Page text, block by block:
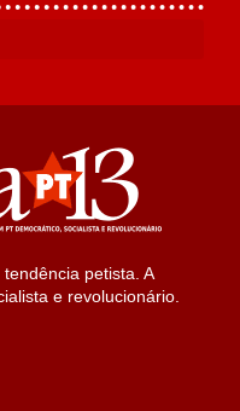
petista. A
e revolucionário.